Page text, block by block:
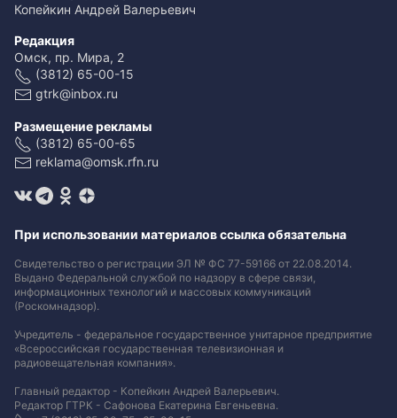
Копейкин Андрей Валерьевич
Редакция
Омск, пр. Мира, 2
(3812) 65-00-15
gtrk@inbox.ru
Размещение рекламы
(3812) 65-00-65
reklama@omsk.rfn.ru
При использовании материалов ссылка обязательна
Свидетельство о регистрации ЭЛ № ФС 77-59166 от 22.08.2014.
Выдано Федеральной службой по надзору в сфере связи,
информационных технологий и массовых коммуникаций
(Роскомнадзор).
Учредитель - федеральное государственное унитарное предприятие
«Всероссийская государственная телевизионная и
радиовещательная компания».
Главный редактор - Копейкин Андрей Валерьевич.
Редактор ГТРК - Сафонова Екатерина Евгеньевна.